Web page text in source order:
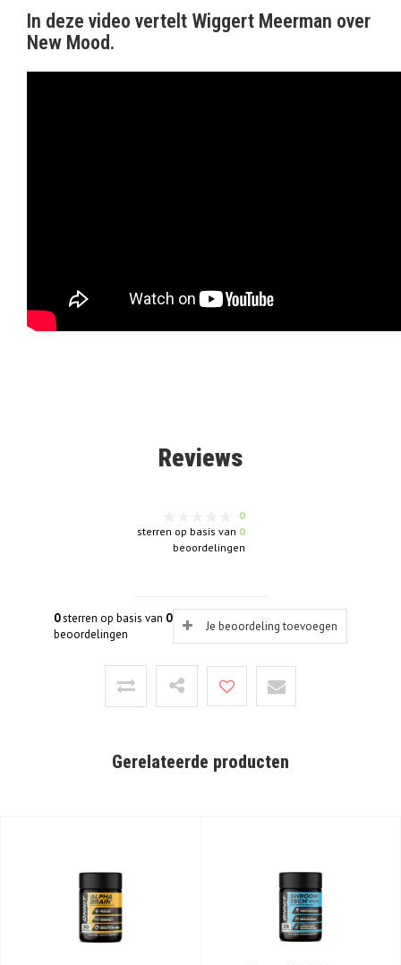
In deze video vertelt Wiggert Meerman over
New Mood.
Reviews
0
sterren op basis van 0
beoordelingen
0sterren op basis van 0
beoordelingen
Je beoordeling toevoegen
Gerelateerde producten